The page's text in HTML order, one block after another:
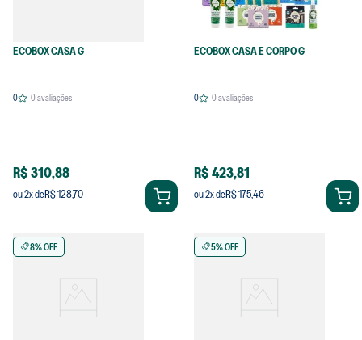
ECOBOX CASA G
0 0avaliações
R$ 310,88
ou2x deR$ 128,70
ECOBOX CASA E CORPO G
0 0avaliações
R$ 423,81
ou2x deR$ 175,46
8% OFF 5% OFF